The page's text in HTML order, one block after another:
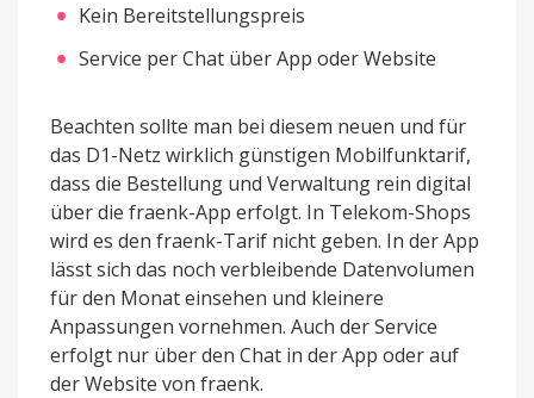
Kein Bereitstellungspreis
Service per Chat über App oder Website
Beachten sollte man bei diesem neuen und für
das D1-Netz wirklich günstigen Mobilfunktarif,
dass die Bestellung und Verwaltung rein digital
über die fraenk-App erfolgt. In Telekom-Shops
wird es den fraenk-Tarif nicht geben. In der App
lässt sich das noch verbleibende Datenvolumen
für den Monat einsehen und kleinere
Anpassungen vornehmen. Auch der Service
erfolgt nur über den Chat in der App oder auf
der Website von fraenk.